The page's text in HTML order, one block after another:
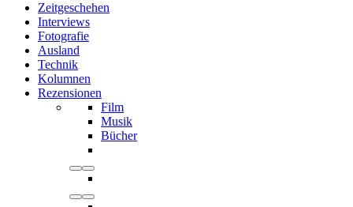
Zeitgeschehen
Interviews
Fotografie
Ausland
Technik
Kolumnen
Rezensionen
Film
Musik
Bücher